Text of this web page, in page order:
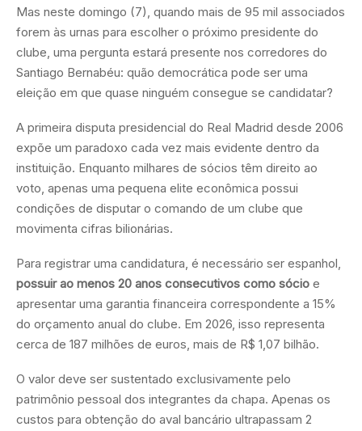
Mas neste domingo (7), quando mais de 95 mil associados
forem às urnas para escolher o próximo presidente do
clube, uma pergunta estará presente nos corredores do
Santiago Bernabéu: quão democrática pode ser uma
eleição em que quase ninguém consegue se candidatar?
A primeira disputa presidencial do Real Madrid desde 2006
expõe um paradoxo cada vez mais evidente dentro da
instituição. Enquanto milhares de sócios têm direito ao
voto, apenas uma pequena elite econômica possui
condições de disputar o comando de um clube que
movimenta cifras bilionárias.
Para registrar uma candidatura, é necessário ser espanhol,
possuir ao menos 20 anos consecutivos como sócio e
apresentar uma garantia financeira correspondente a 15%
do orçamento anual do clube. Em 2026, isso representa
cerca de 187 milhões de euros, mais de R$ 1,07 bilhão.
O valor deve ser sustentado exclusivamente pelo
patrimônio pessoal dos integrantes da chapa. Apenas os
custos para obtenção do aval bancário ultrapassam 2